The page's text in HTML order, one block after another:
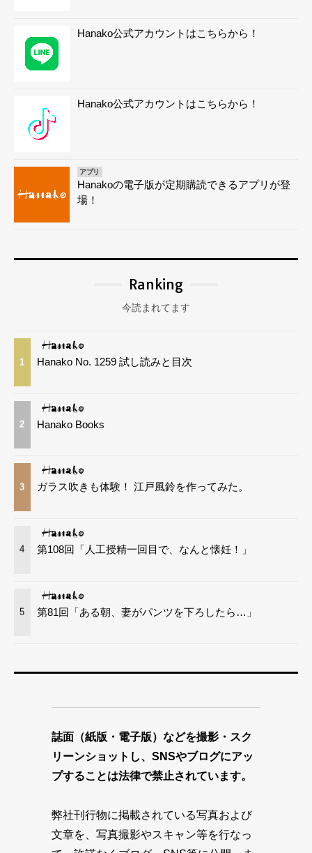
Hanako公式アカウントはこちらから！
Hanako公式アカウントはこちらから！
アプリ
Hanakoの電子版が定期購読できるアプリが登
場！
Ranking
今読まれてます
1 Hanako No. 1259 試し読みと目次
2 Hanako Books
3 ガラス吹きも体験！ 江戸風鈴を作ってみた。
4 第108回「人工授精一回目で、なんと懐妊！」
5 第81回「ある朝、妻がパンツを下ろしたら…」
誌面（紙版・電子版）などを撮影・スク
リーンショットし、SNSやブログにアッ
プすることは法律で禁止されています。
弊社刊行物に掲載されている写真および
文章を、写真撮影やスキャン等を行なっ